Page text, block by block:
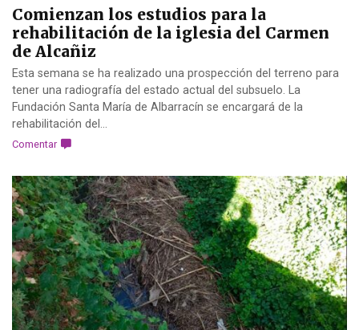
Comienzan los estudios para la
rehabilitación de la iglesia del Carmen
de Alcañiz
Esta semana se ha realizado una prospección del terreno para
tener una radiografía del estado actual del subsuelo. La
Fundación Santa María de Albarracín se encargará de la
rehabilitación del...
Comentar